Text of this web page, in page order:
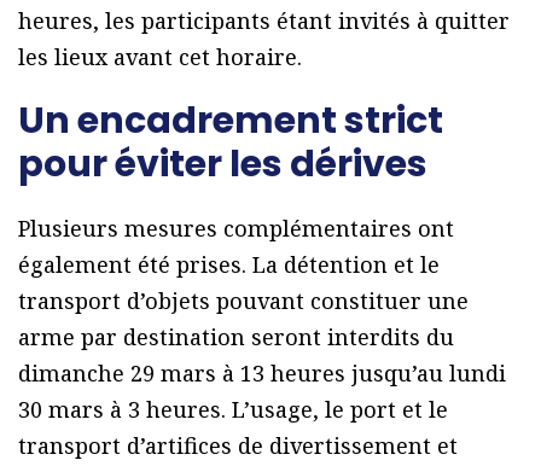
heures, les participants étant invités à quitter
les lieux avant cet horaire.
Un encadrement strict
pour éviter les dérives
Plusieurs mesures complémentaires ont
également été prises. La détention et le
transport d’objets pouvant constituer une
arme par destination seront interdits du
dimanche 29 mars à 13 heures jusqu’au lundi
30 mars à 3 heures. L’usage, le port et le
transport d’artifices de divertissement et